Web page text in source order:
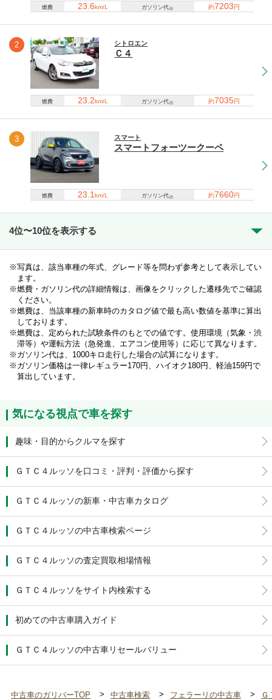
燃費 23.6km/L ガソリン代※ 約7203円
2 シトロエン
Ｃ４
燃費 23.2km/L ガソリン代※ 約7035円
3 スマート
スマートフォーツークーペ
燃費 23.1 km/L ガソリン代※ 約7660円
4位〜10位を表示する
写真は、該当車種の年式、グレード等を問わず参考として表示してい
ます。
燃費・ガソリン代の詳細情報は、画像をクリックした遷移先でご確認
ください。
燃費は、当該車種の新車時のカタログ値で最も高い数値を基準に算出
しております。
燃費は、定められた試験条件のもとでの値です。使用環境（気象・渋
滞等）や運転方法（急発進、エアコン使用等）に応じて異なります。
ガソリン代は、1000キロ走行した場合の試算になります。
ガソリン価格は一律レギュラー170円、ハイオク180円、軽油159円で
算出しています。
気になる視点で車を探す
趣味・目的からクルマを探す
ＧＴＣ４ルッソを口コミ・評判・評価から探す
ＧＴＣ４ルッソの新車・中古車カタログ
ＧＴＣ４ルッソの中古車検索ページ
ＧＴＣ４ルッソの査定買取相場情報
ＧＴＣ４ルッソをサイト内検索する
初めての中古車購入ガイド
ＧＴＣ４ルッソの中古車リセールバリュー
中古車のガリバーTOP 中古車検索 フェラーリの中古車